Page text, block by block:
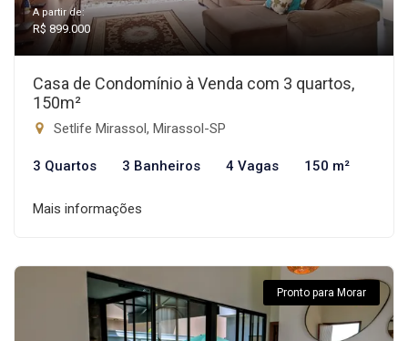
A partir de:
R$ 899.000
Casa de Condomínio à Venda com 3 quartos,
150m²
Setlife Mirassol, Mirassol-SP
3 Quartos 3 Banheiros 4 Vagas 150 m²
Mais informações
Pronto para Morar